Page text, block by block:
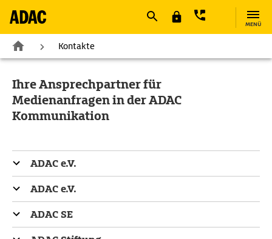
MENÜ
Kontakte
Ihre Ansprechpartner für
Medienanfragen in der ADAC
Kommunikation
ADAC e.V.
ADAC e.V.
ADAC SE